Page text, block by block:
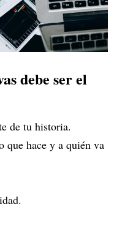
debe ser el
de tu historia.
que hace y a quién va